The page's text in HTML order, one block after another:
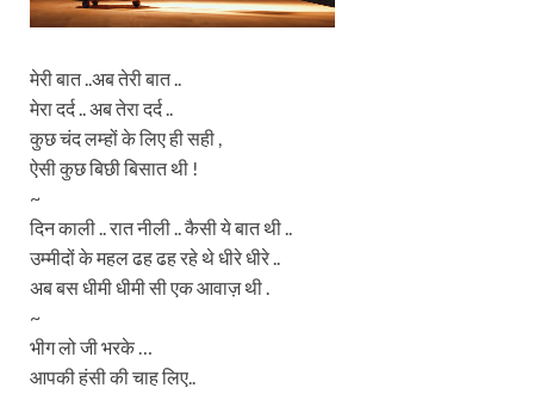
मेरी बात ..अब तेरी बात ..
मेरा दर्द .. अब तेरा दर्द ..
कुछ चंद लम्हों के लिए ही सही ,
ऐसी कुछ बिछी बिसात थी !
~
दिन काली .. रात नीली .. कैसी ये बात थी ..
उम्मीदों के महल ढह ढह रहे थे धीरे धीरे ..
अब बस धीमी धीमी सी एक आवाज़ थी .
~
भीग लो जी भरके …
आपकी हंसी की चाह लिए..